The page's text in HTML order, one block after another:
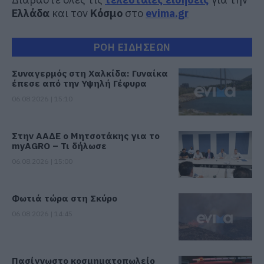
Ελλάδα και τον Κόσμο στο evima.gr
ΡΟΗ ΕΙΔΗΣΕΩΝ
Συναγερμός στη Χαλκίδα: Γυναίκα
έπεσε από την Υψηλή Γέφυρα
Στην ΑΑΔΕ ο Μητσοτάκης για το
myAGRO – Τι δήλωσε
Φωτιά τώρα στη Σκύρο
Πασίγνωστο κοσμηματοπωλείο